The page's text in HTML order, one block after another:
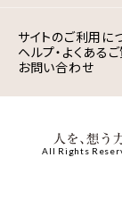
サイトのご利用に
ヘルプ・よくある
お問い合わせ
All Rights